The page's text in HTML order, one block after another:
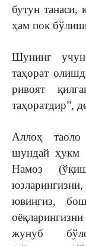
бутун
ҳам пок
Шунинг
таҳорат
ривоят
таҳоратдир”,
Аллоҳ таоло
шундай ҳукм
Намоз
ювингиз,
жунуб